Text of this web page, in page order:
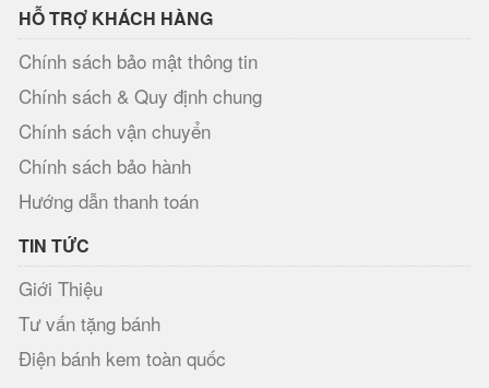
HỖ TRỢ KHÁCH HÀNG
Chính sách bảo mật thông tin
Chính sách & Quy định chung
Chính sách vận chuyển
Chính sách bảo hành
Hướng dẫn thanh toán
TIN TỨC
Giới Thiệu
Tư vấn tặng bánh
Điện bánh kem toàn quốc